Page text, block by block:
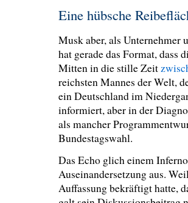
Eine hübsche
Musk aber, als Unternehmer
hat gerade das Format, dass
Mitten in die stille Zeit
reichsten Mannes der Welt,
ein Deutschland im
informiert, aber in der
als mancher
Bundestagswahl.
Das Echo glich einem
Auseinandersetzung aus.
Auffassung bekräftigt hatte,